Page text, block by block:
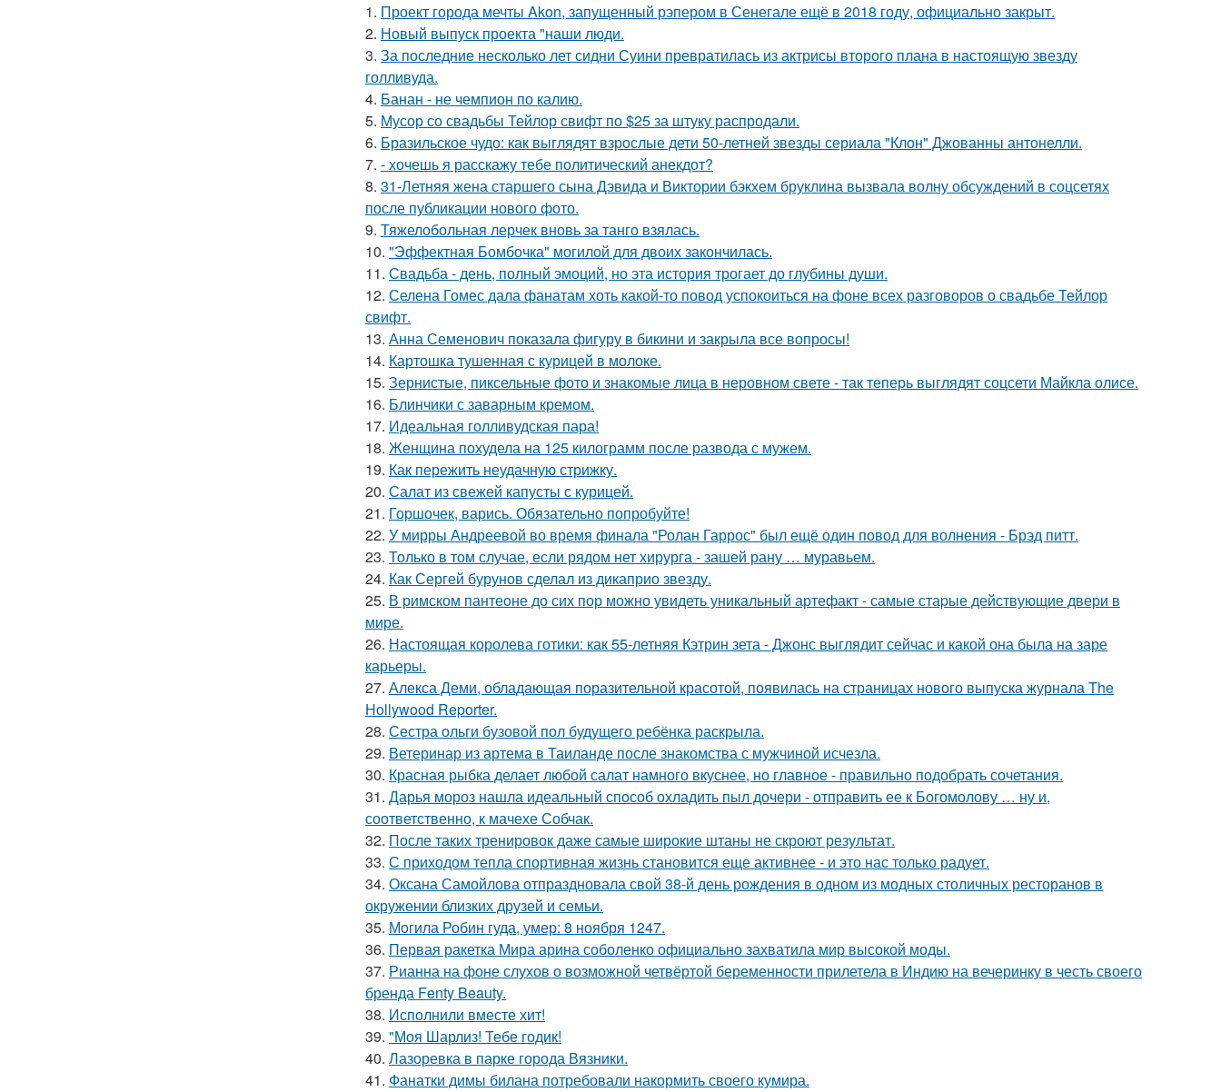
1. Проект города мечты Akon, запущенный рэпером в Сенегале ещё в 2018 году, официально закрыт.
2. Новый выпуск проекта "наши люди.
3. За последние несколько лет сидни Суини превратилась из актрисы второго плана в настоящую звезду
голливуда.
4. Банан - не чемпион по калию.
5. Мусор со свадьбы Тейлор свифт по $25 за штуку распродали.
6. Бразильское чудо: как выглядят взрослые дети 50-летней звезды сериала "Клон" Джованны антонелли.
7. - хочешь я расскажу тебе политический анекдот?
8. 31-Летняя жена старшего сына Дэвида и Виктории бэкхем бруклина вызвала волну обсуждений в соцсетях
после публикации нового фото.
9. Тяжелобольная лерчек вновь за танго взялась.
10. "Эффектная Бомбочка" могилой для двоих закончилась.
11. Свадьба - день, полный эмоций, но эта история трогает до глубины души.
12. Селена Гомес дала фанатам хоть какой-то повод успокоиться на фоне всех разговоров о свадьбе Тейлор
свифт.
13. Анна Семенович показала фигуру в бикини и закрыла все вопросы!
14. Картошка тушенная с курицей в молоке.
15. Зернистые, пиксельные фото и знакомые лица в неровном свете - так теперь выглядят соцсети Майкла олисе.
16. Блинчики с заварным кремом.
17. Идеальная голливудская пара!
18. Женщина похудела на 125 килограмм после развода с мужем.
19. Как пережить неудачную стрижку.
20. Салат из свежей капусты с курицей.
21. Горшочек, варись. Обязательно попробуйте!
22. У мирры Андреевой во время финала "Ролан Гаррос" был ещё один повод для волнения - Брэд питт.
23. Только в том случае, если рядом нет хирурга - зашей рану … муравьем.
24. Как Сергей бурунов сделал из дикаприо звезду.
25. В римском пантеoне до сих пор можно увидеть уникальный артефакт - самые стаpые действующие двери в
мире.
26. Настоящая королева готики: как 55-летняя Кэтрин зета - Джонс выглядит сейчас и какой она была на заре
карьеры.
27. Алекса Деми, обладающая поразительной красотой, появилась на страницах нового выпуска журнала The
Hollywood Reporter.
28. Сестра ольги бузовой пол будущего ребёнка раскрыла.
29. Ветеринар из артема в Таиланде после знакомства с мужчиной исчезла.
30. Красная рыбка делает любой салат намного вкуснее, но главное - правильно подобрать сочетания.
31. Дарья мороз нашла идеальный способ охладить пыл дочери - отправить ее к Богомолову … ну и,
соответственно, к мачехе Собчак.
32. После таких тренировок даже самые широкие штаны не скроют результат.
33. С приходом тепла спортивная жизнь становится еще активнее - и это нас только радует.
34. Оксана Самойлова отпраздновала свой 38-й день рождения в одном из модных столичных ресторанов в
окружении близких друзей и семьи.
35. Могила Робин гуда, умер: 8 ноября 1247.
36. Первая ракетка Мира арина соболенко официально захватила мир высокой моды.
37. Рианна на фоне слухов о возможной четвёртой беременности прилетела в Индию на вечеринку в честь своего
бренда Fenty Beauty.
38. Исполнили вместе хит!
39. "Моя Шарлиз! Тебе годик!
40. Лазоревка в парке города Вязники.
41. Фанатки димы билана потребовали накормить своего кумира.